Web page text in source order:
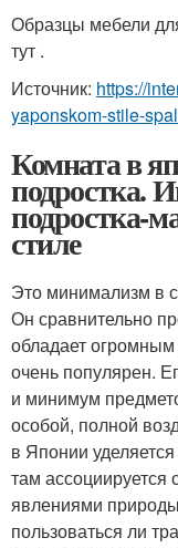
Образцы мебели
тут .
Источник: https://
yaponskom-stile-
Комната в
подростка.
подростка-
стиле
Это минимализм в
Он сравнительно
обладает
очень популярен.
и минимум
особой, полной
в Японии
там
явлениями
пользоваться ли